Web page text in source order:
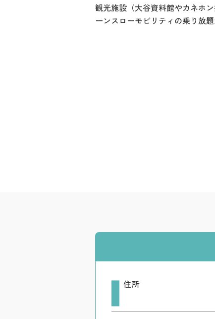
観光施設（大谷資料館やカネホ
ーンスローモビリティの乗り放
住所